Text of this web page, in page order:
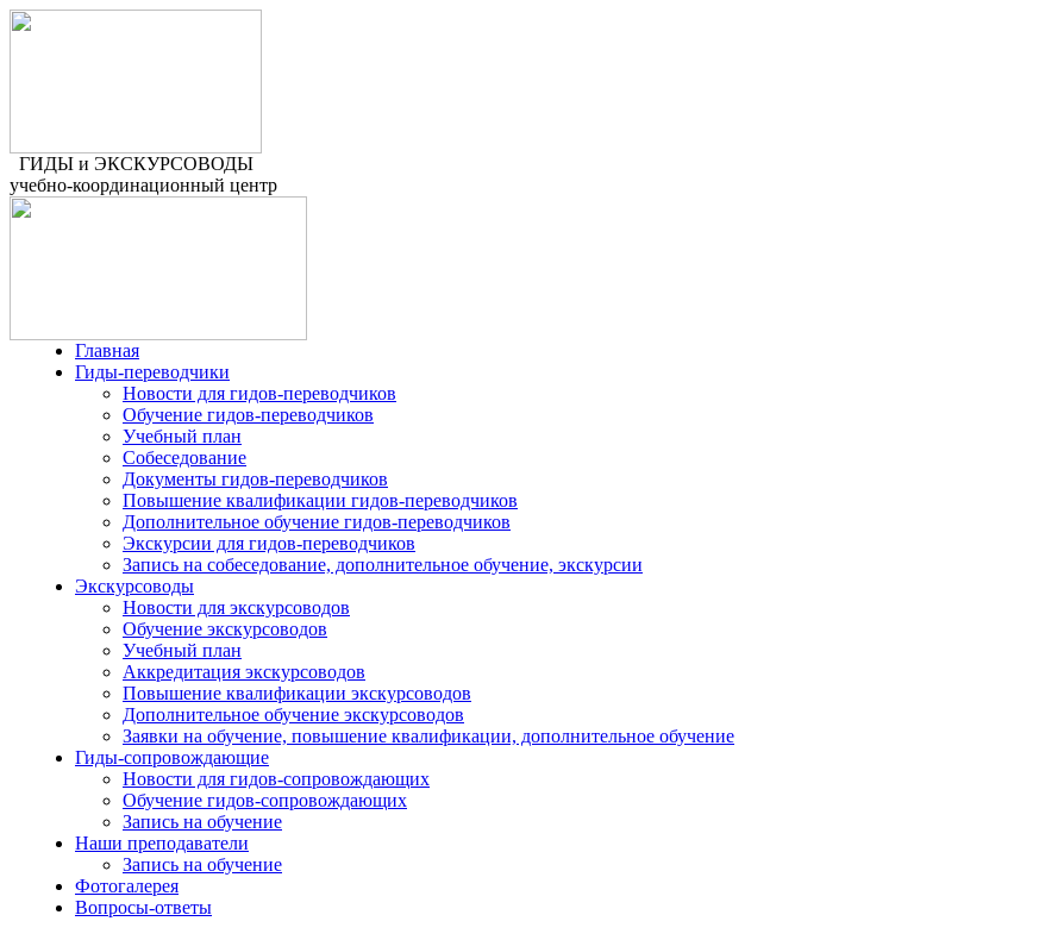
ГИДЫ и ЭКСКУРСОВОДЫ
учебно-координационный центр
Главная
Гиды-переводчики
Новости для гидов-переводчиков
Обучение гидов-переводчиков
Учебный план
Собеседование
Документы гидов-переводчиков
Повышение квалификации гидов-переводчиков
Дополнительное обучение гидов-переводчиков
Экскурсии для гидов-переводчиков
Запись на собеседование, дополнительное обучение, экскурсии
Экскурсоводы
Новости для экскурсоводов
Обучение экскурсоводов
Учебный план
Аккредитация экскурсоводов
Повышение квалификации экскурсоводов
Дополнительное обучение экскурсоводов
Заявки на обучение, повышение квалификации, дополнительное обучение
Гиды-сопровождающие
Новости для гидов-сопровождающих
Обучение гидов-сопровождающих
Запись на обучение
Наши преподаватели
Запись на обучение
Фотогалерея
Вопросы-ответы